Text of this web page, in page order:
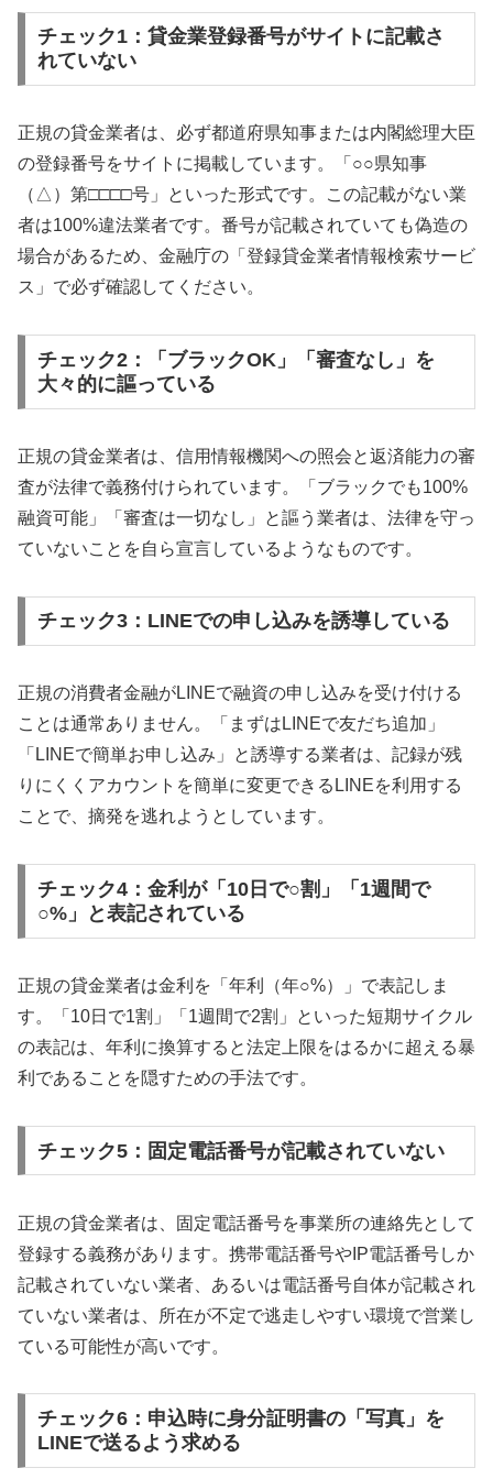
チェック1：貸金業登録番号がサイトに記載さ
れていない
正規の貸金業者は、必ず都道府県知事または内閣総理大臣
の登録番号をサイトに掲載しています。「○○県知事
（△）第□□□□号」といった形式です。この記載がない業
者は100%違法業者です。番号が記載されていても偽造の
場合があるため、金融庁の「登録貸金業者情報検索サービ
ス」で必ず確認してください。
チェック2：「ブラックOK」「審査なし」を
大々的に謳っている
正規の貸金業者は、信用情報機関への照会と返済能力の審
査が法律で義務付けられています。「ブラックでも100%
融資可能」「審査は一切なし」と謳う業者は、法律を守っ
ていないことを自ら宣言しているようなものです。
チェック3：LINEでの申し込みを誘導している
正規の消費者金融がLINEで融資の申し込みを受け付ける
ことは通常ありません。「まずはLINEで友だち追加」
「LINEで簡単お申し込み」と誘導する業者は、記録が残
りにくくアカウントを簡単に変更できるLINEを利用する
ことで、摘発を逃れようとしています。
チェック4：金利が「10日で○割」「1週間で
○%」と表記されている
正規の貸金業者は金利を「年利（年○%）」で表記しま
す。「10日で1割」「1週間で2割」といった短期サイクル
の表記は、年利に換算すると法定上限をはるかに超える暴
利であることを隠すための手法です。
チェック5：固定電話番号が記載されていない
正規の貸金業者は、固定電話番号を事業所の連絡先として
登録する義務があります。携帯電話番号やIP電話番号しか
記載されていない業者、あるいは電話番号自体が記載され
ていない業者は、所在が不定で逃走しやすい環境で営業し
ている可能性が高いです。
チェック6：申込時に身分証明書の「写真」を
LINEで送るよう求める